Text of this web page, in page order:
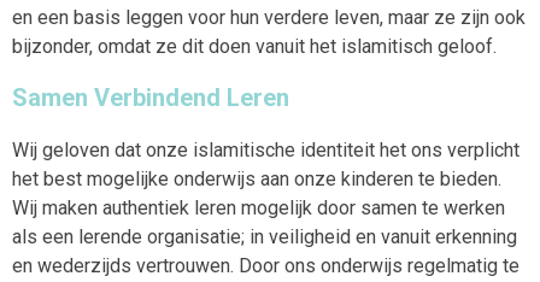
en een basis leggen voor hun verdere leven, maar ze zijn ook
bijzonder, omdat ze dit doen vanuit het islamitisch geloof.
Samen Verbindend Leren
Wij geloven dat onze islamitische identiteit het ons verplicht
het best mogelijke onderwijs aan onze kinderen te bieden.
Wij maken authentiek leren mogelijk door samen te werken
als een lerende organisatie; in veiligheid en vanuit erkenning
en wederzijds vertrouwen. Door ons onderwijs regelmatig te